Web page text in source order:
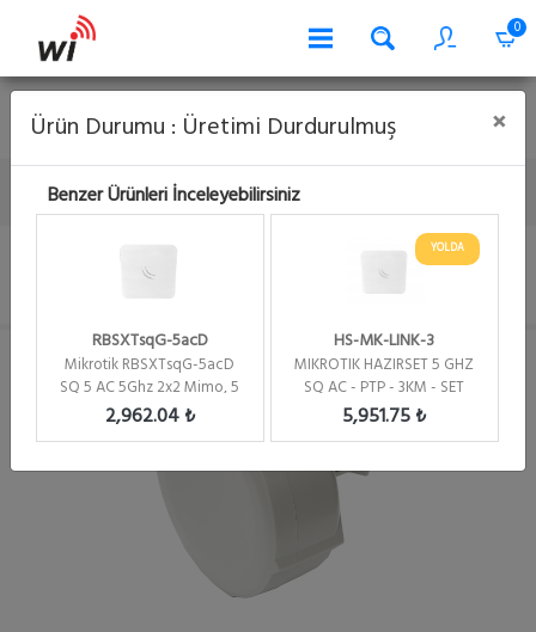
0
Kart İle Serbest Ödeme
Sorgu
Havale Bildirimi 0 262 644 66 63
Anasayfa End Of Life
Mikrotik SXT Lite2 ,10dBi 2.4GHz anten, 2x2 Mimo 802.11bgn Wifi, L3
Ürün Durumu : Üretimi Durdurulmuş ×
Benzer Ürünleri İnceleyebilirsiniz
RBSXTsqG-5acD
Mikrotik RBSXTsqG-5acD
SQ 5 AC 5Ghz 2x2 Mimo, 5
Ghz, 16Dbi Alıcı,2...
2,962.04 ₺
YOLDA
HS-MK-LINK-3
MIKROTIK HAZIRSET 5 GHZ
SQ AC - PTP - 3KM - SET
5,951.75 ₺